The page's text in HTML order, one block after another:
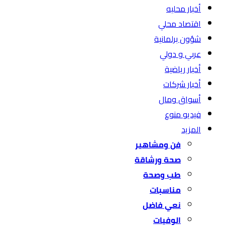
أخبار محليه
اقتصاد محلي
شؤون برلمانية
عربي و دولي
أخبار رياضية
أخبار شركات
أسواق ومال
فيديو منوع
المزيد
فن ومشاهير
صحة ورشاقة
طب وصحة
مناسبات
نعي فاضل
الوفيات